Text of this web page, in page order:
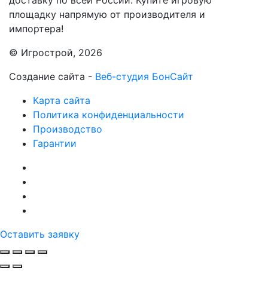
площадку напрямую от производителя и
импортера!
© Игрострой, 2026
Создание сайта - Веб-студия БонСайт
Карта сайта
Политика конфиденциальности
Производство
Гарантии
Оставить заявку